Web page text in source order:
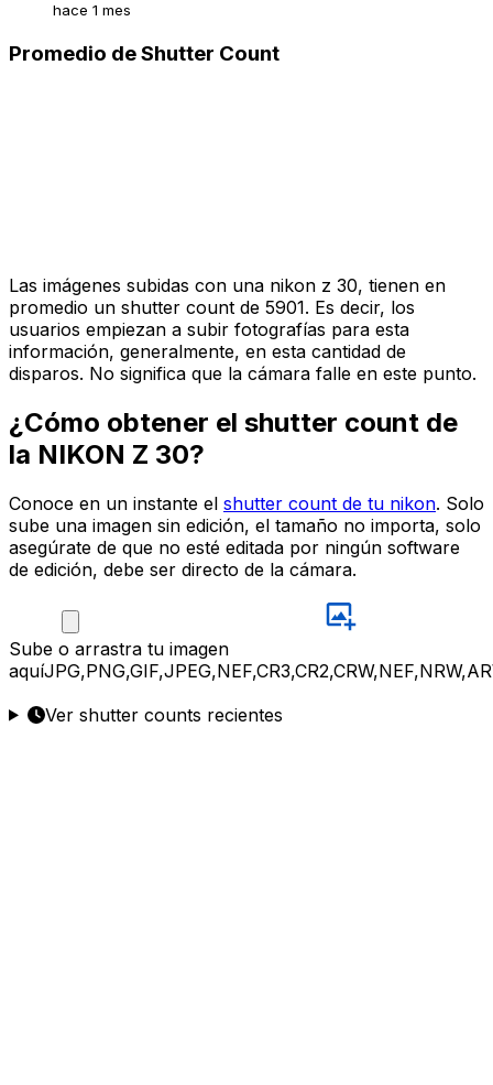
hace 1 mes
Promedio de Shutter Count
Las imágenes subidas con una nikon z 30, tienen en
promedio un shutter count de 5901. Es decir, los
usuarios empiezan a subir fotografías para esta
información, generalmente, en esta cantidad de
disparos. No significa que la cámara falle en este punto.
¿Cómo obtener el shutter count de
la NIKON Z 30?
Conoce en un instante el shutter count de tu nikon. Solo
sube una imagen sin edición, el tamaño no importa, solo
asegúrate de que no esté editada por ningún software
de edición, debe ser directo de la cámara.
Sube o arrastra tu imagen
aquí
Ver shutter counts recientes